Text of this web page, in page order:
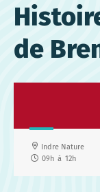
de
Indre Nature
09h à 12h